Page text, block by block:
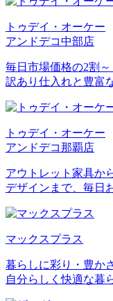
トゥデイ・オーケー
アンドデコ中部店
毎日市場価格の2割～
訳あり仕入れと豊富
トゥデイ・オーケー
アンドデコ那覇店
アウトレット家具か
デザインまで、毎日
マックスプラス
暮らしに彩り・豊か
自分らしく快適な暮